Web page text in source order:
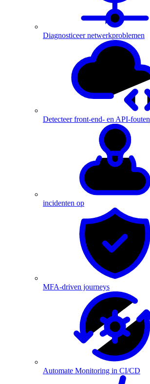
Diagnosticeer netwerkproblemen
Detecteer front-end- en API-fouten
incidenten op
MFA-driven journeys
Automate Monitoring in CI/CD